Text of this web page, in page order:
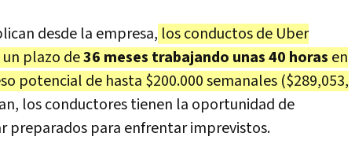
desde la empresa, los conductos de Uber
plazo de36 meses trabajando unas 40 horas en
potencial de hasta $200.000 semanales ($289,053,
los conductores tienen la oportunidad de
preparados para enfrentar imprevistos.